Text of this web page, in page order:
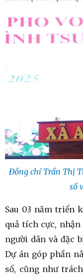
Đồng chí Trần Thị
số
Sau 03 năm triển
quả tích cực,
người dân và đặc
Dự án góp phần
số, cũng như